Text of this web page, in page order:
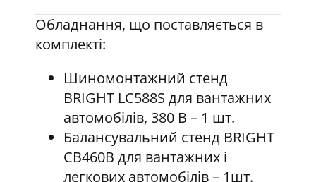
Обладнання, що поставляється в
комплекті:
Шиномонтажний стенд
BRIGHT LC588S для вантажних
автомобілів, 380 В – 1 шт.
Балансувальний стенд BRIGHT
CB460B для вантажних і
легкових автомобілів – 1шт.